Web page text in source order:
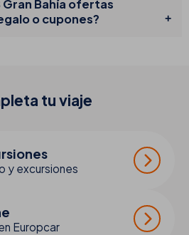
Gran Bahía ofertas
o cupones?
tuviaje
y excursiones
Europcar